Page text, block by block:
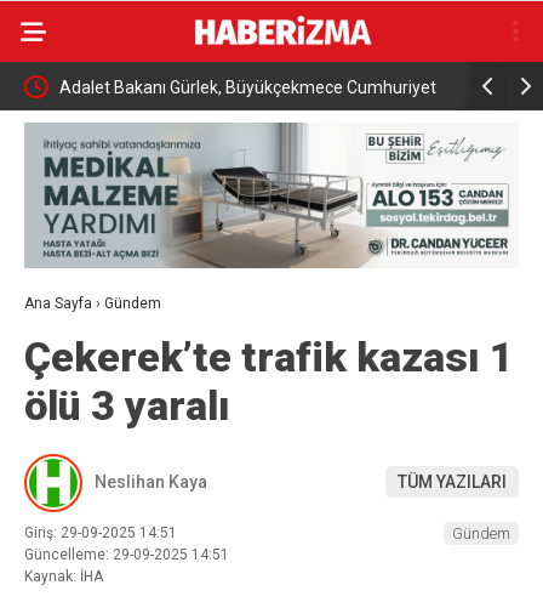
şahsı Adalet Bakanı Gürlek, Büyükçekmece Cumhuriyet
Başsavcısı Karakaya ile bir araya geldi
İran
Ana Sayfa › Gündem
Çekerek’te trafik kazası 1
ölü 3 yaralı
Neslihan Kaya TÜM YAZILARI
Giriş: 29-09-2025 14:51
Güncelleme: 29-09-2025 14:51
Kaynak: İHA
Gündem